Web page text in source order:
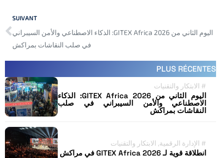
SUIVANT
اليوم الثاني من GITEX Africa 2026: الذكاء الاصطناعي والأمن السيبراني
في صلب النقاشات بمراكش
PLUS RÉCENTES
# الابتكار والتقنيات
اليوم الثاني من GITEX Africa 2026: الذكاء
الاصطناعي والأمن السيبراني في صلب
النقاشات بمراكش
# الإدارة الرقمية, الابتكار والتقنيات
انطلاقة قوية لـ GITEX Africa 2026 في مراكش